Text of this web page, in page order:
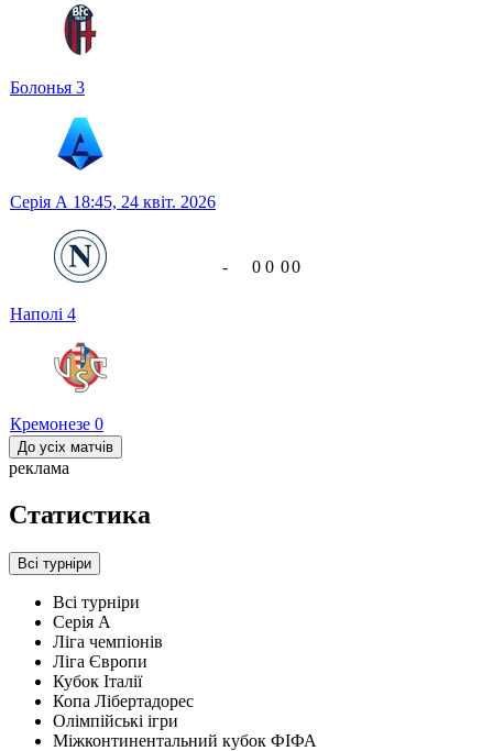
Болонья 3
Серія А 18:45, 24 квіт. 2026
Наполі 4
Кремонезе 0
- 0 0 00
До усіх матчів
реклама
Статистика
Всі турніри
Всі турніри
Серія А
Ліга чемпіонів
Ліга Європи
Кубок Італії
Копа Лібертадорес
Олімпійські ігри
Міжконтинентальний кубок ФІФА